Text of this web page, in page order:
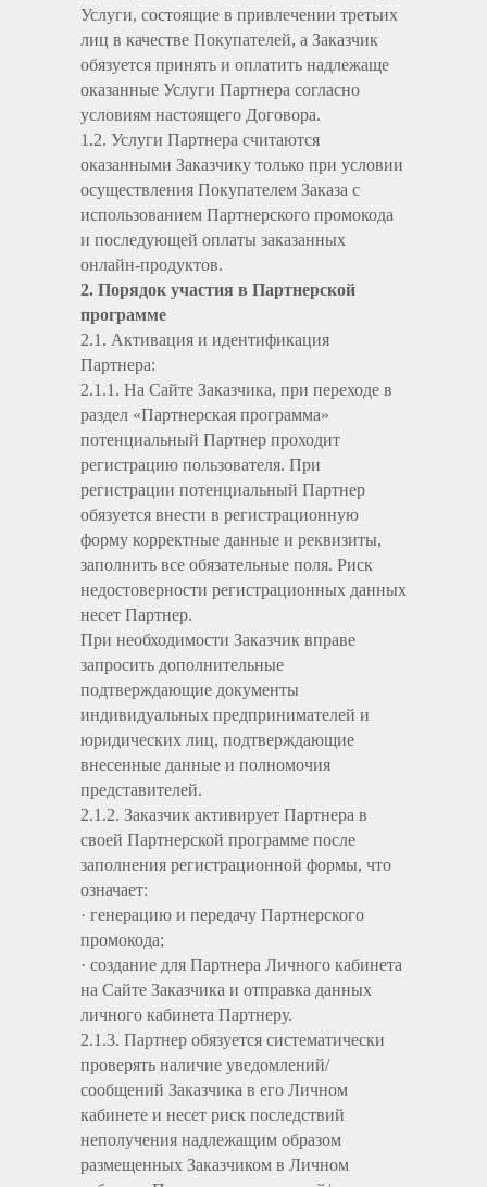
Услуги, состоящие в привлечении третьих
лиц в качестве Покупателей, а Заказчик
обязуется принять и оплатить надлежаще
оказанные Услуги Партнера согласно
условиям настоящего Договора.
1.2. Услуги Партнера считаются
оказанными Заказчику только при условии
осуществления Покупателем Заказа с
использованием Партнерского промокода
и последующей оплаты заказанных
онлайн-продуктов.
2. Порядок участия в Партнерской
программе
2.1. Активация и идентификация
Партнера:
2.1.1. На Сайте Заказчика, при переходе в
раздел «Партнерская программа»
потенциальный Партнер проходит
регистрацию пользователя. При
регистрации потенциальный Партнер
обязуется внести в регистрационную
форму корректные данные и реквизиты,
заполнить все обязательные поля. Риск
недостоверности регистрационных данных
несет Партнер.
При необходимости Заказчик вправе
запросить дополнительные
подтверждающие документы
индивидуальных предпринимателей и
юридических лиц, подтверждающие
внесенные данные и полномочия
представителей.
2.1.2. Заказчик активирует Партнера в
своей Партнерской программе после
заполнения регистрационной формы, что
означает:
· генерацию и передачу Партнерского
промокода;
· создание для Партнера Личного кабинета
на Сайте Заказчика и отправка данных
личного кабинета Партнеру.
2.1.3. Партнер обязуется систематически
проверять наличие уведомлений/
сообщений Заказчика в его Личном
кабинете и несет риск последствий
неполучения надлежащим образом
размещенных Заказчиком в Личном